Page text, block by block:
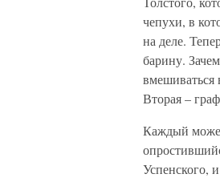
чепухи, в
на деле.
барину.
вмешиваться
Вторая –
Каждый
Успенского,